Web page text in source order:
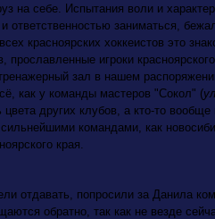
на себе. Испытания воли и
заниматься,
красноярских хоккеистов это
игроки
зал в нашем
как у команды мастеров "Сокол" (
других клубов, а кто-то
командами, как
края.
попросили за Данила
обратно, так как не везде